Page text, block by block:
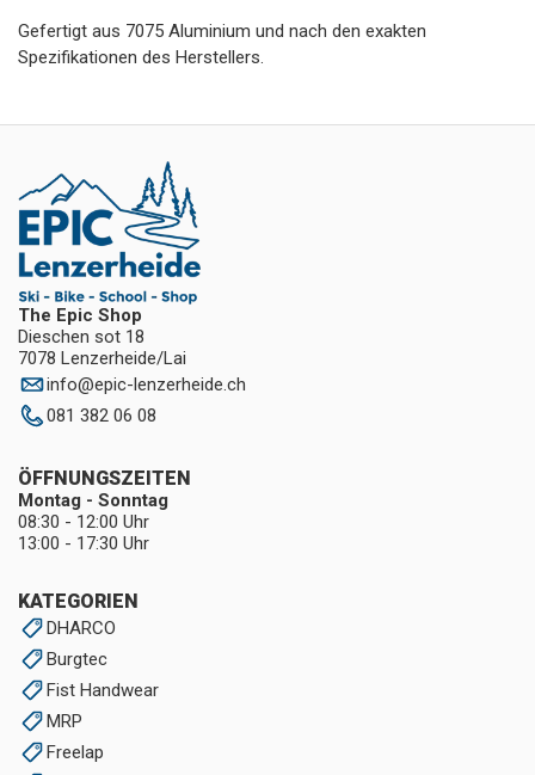
Gefertigt aus 7075 Aluminium und nach den exakten
Spezifikationen des Herstellers.
The Epic Shop
Dieschen sot 18
7078 Lenzerheide/Lai
info@epic-lenzerheide.ch
081 382 06 08
KATEGORIEN
DHARCO
Burgtec
Fist Handwear
MRP
Freelap
ÖFFNUNGSZEITEN
Montag - Sonntag
08:30 - 12:00 Uhr
13:00 - 17:30 Uhr